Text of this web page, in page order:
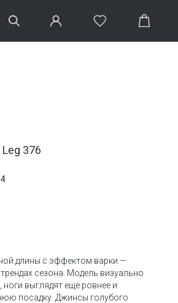
376
длины с эффектом варки —
сезона. Модель визуально
ноги выглядят ещё ровнее и
посадку. Джинсы голубого